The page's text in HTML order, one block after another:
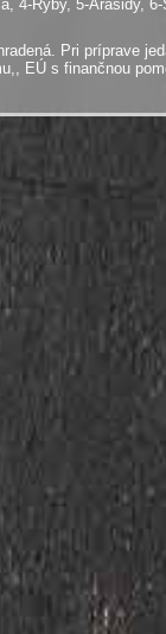
4-Ryby, 5-Arašidy,
Pri príprave
EÚ s finančnou